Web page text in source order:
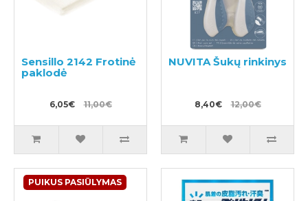
Sensillo 2142 Frotinė
paklodė
6,05€ 11,00€
NUVITA Šukų rinkinys
8,40€ 12,00€
PUIKUS PASIŪLYMAS